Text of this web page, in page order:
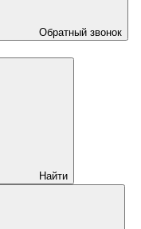
Обратный звонок
Найти